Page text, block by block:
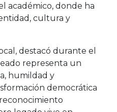
académico, donde ha
cultura y
destacó durante el
representa un
humildad y
democrática